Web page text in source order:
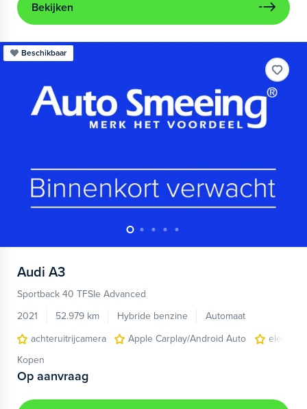
Bekijken
Beschikbaar
Audi A3
Sportback 40 TFSIe Advanced
2021
52.979 km Hybride benzine
Automaat
achteruitrijcamera
Apple Carplay/Android Auto
Kopen
Op aanvraag